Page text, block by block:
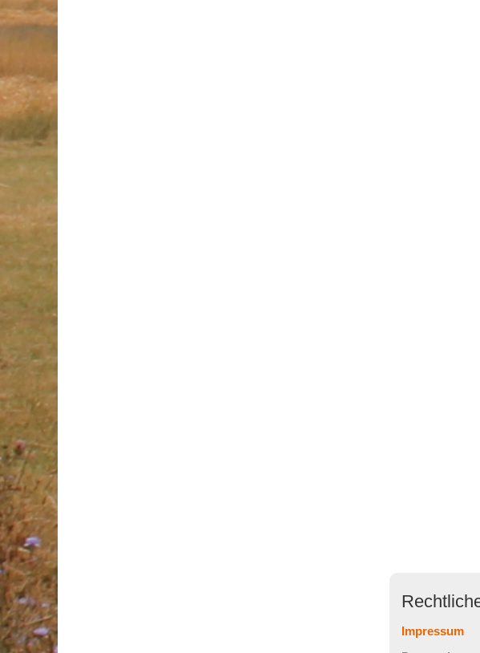
Impressum